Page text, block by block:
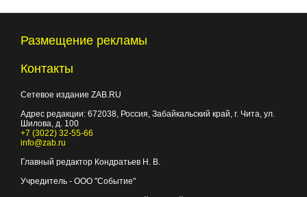
Размещение рекламы
Контакты
Сетевое издание ZAB.RU
Адрес редакции: 672038, Россия, Забайкальский край, г. Чита, ул.
Шилова, д. 100
+7 (3022) 32-55-66
info@zab.ru
Главный редактор Кондратьев Н. В.
Учредитель - ООО "Событие"